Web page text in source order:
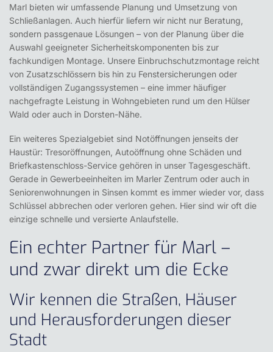
Marl bieten wir umfassende Planung und Umsetzung von
Schließanlagen. Auch hierfür liefern wir nicht nur Beratung,
sondern passgenaue Lösungen – von der Planung über die
Auswahl geeigneter Sicherheitskomponenten bis zur
fachkundigen Montage. Unsere Einbruchschutzmontage reicht
von Zusatzschlössern bis hin zu Fenstersicherungen oder
vollständigen Zugangssystemen – eine immer häufiger
nachgefragte Leistung in Wohngebieten rund um den Hülser
Wald oder auch in Dorsten-Nähe.
Ein weiteres Spezialgebiet sind Notöffnungen jenseits der
Haustür: Tresoröffnungen, Autoöffnung ohne Schäden und
Briefkastenschloss-Service gehören in unser Tagesgeschäft.
Gerade in Gewerbeeinheiten im Marler Zentrum oder auch in
Seniorenwohnungen in Sinsen kommt es immer wieder vor, dass
Schlüssel abbrechen oder verloren gehen. Hier sind wir oft die
einzige schnelle und versierte Anlaufstelle.
Ein echter Partner für Marl –
und zwar direkt um die Ecke
Wir kennen die Straßen, Häuser
und Herausforderungen dieser
Stadt